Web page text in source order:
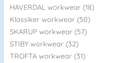
HAVERDAL workwear (18)
Klassiker workwear (50)
SKARUP workwear (57)
STIBY workwear (32)
TROFTA workwear (31)